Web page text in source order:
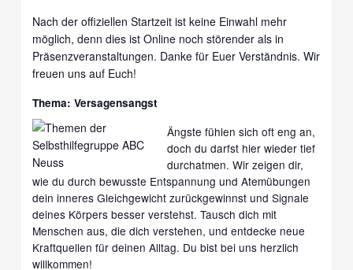
Nach der offiziellen Startzeit ist keine Einwahl mehr
möglich, denn dies ist Online noch störender als in
Präsenzveranstaltungen. Danke für Euer Verständnis. Wir
freuen uns auf Euch!
Thema: Versagensangst
Ängste fühlen sich oft eng an,
doch du darfst hier wieder tief
durchatmen. Wir zeigen dir,
wie du durch bewusste Entspannung und Atemübungen
dein inneres Gleichgewicht zurückgewinnst und Signale
deines Körpers besser verstehst. Tausch dich mit
Menschen aus, die dich verstehen, und entdecke neue
Kraftquellen für deinen Alltag. Du bist bei uns herzlich
willkommen!